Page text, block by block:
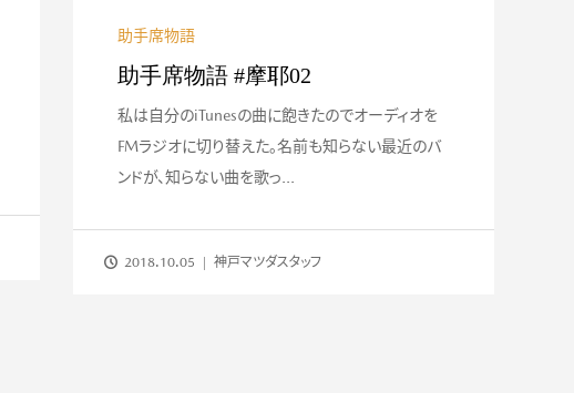
助手席物語
助手席物語 #摩耶02
私は自分のiTunesの曲に飽きたのでオーディオを
FMラジオに切り替えた。名前も知らない最近のバ
ンドが、知らない曲を歌っ...
2018.10.05 神戸マツダスタッフ